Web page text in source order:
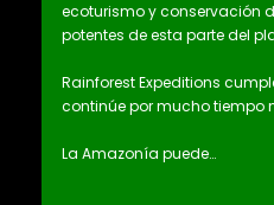
ecoturismo y conservación
potentes de esta parte del
Rainforest Expeditions
continúe por mucho tiempo
La Amazonía puede…